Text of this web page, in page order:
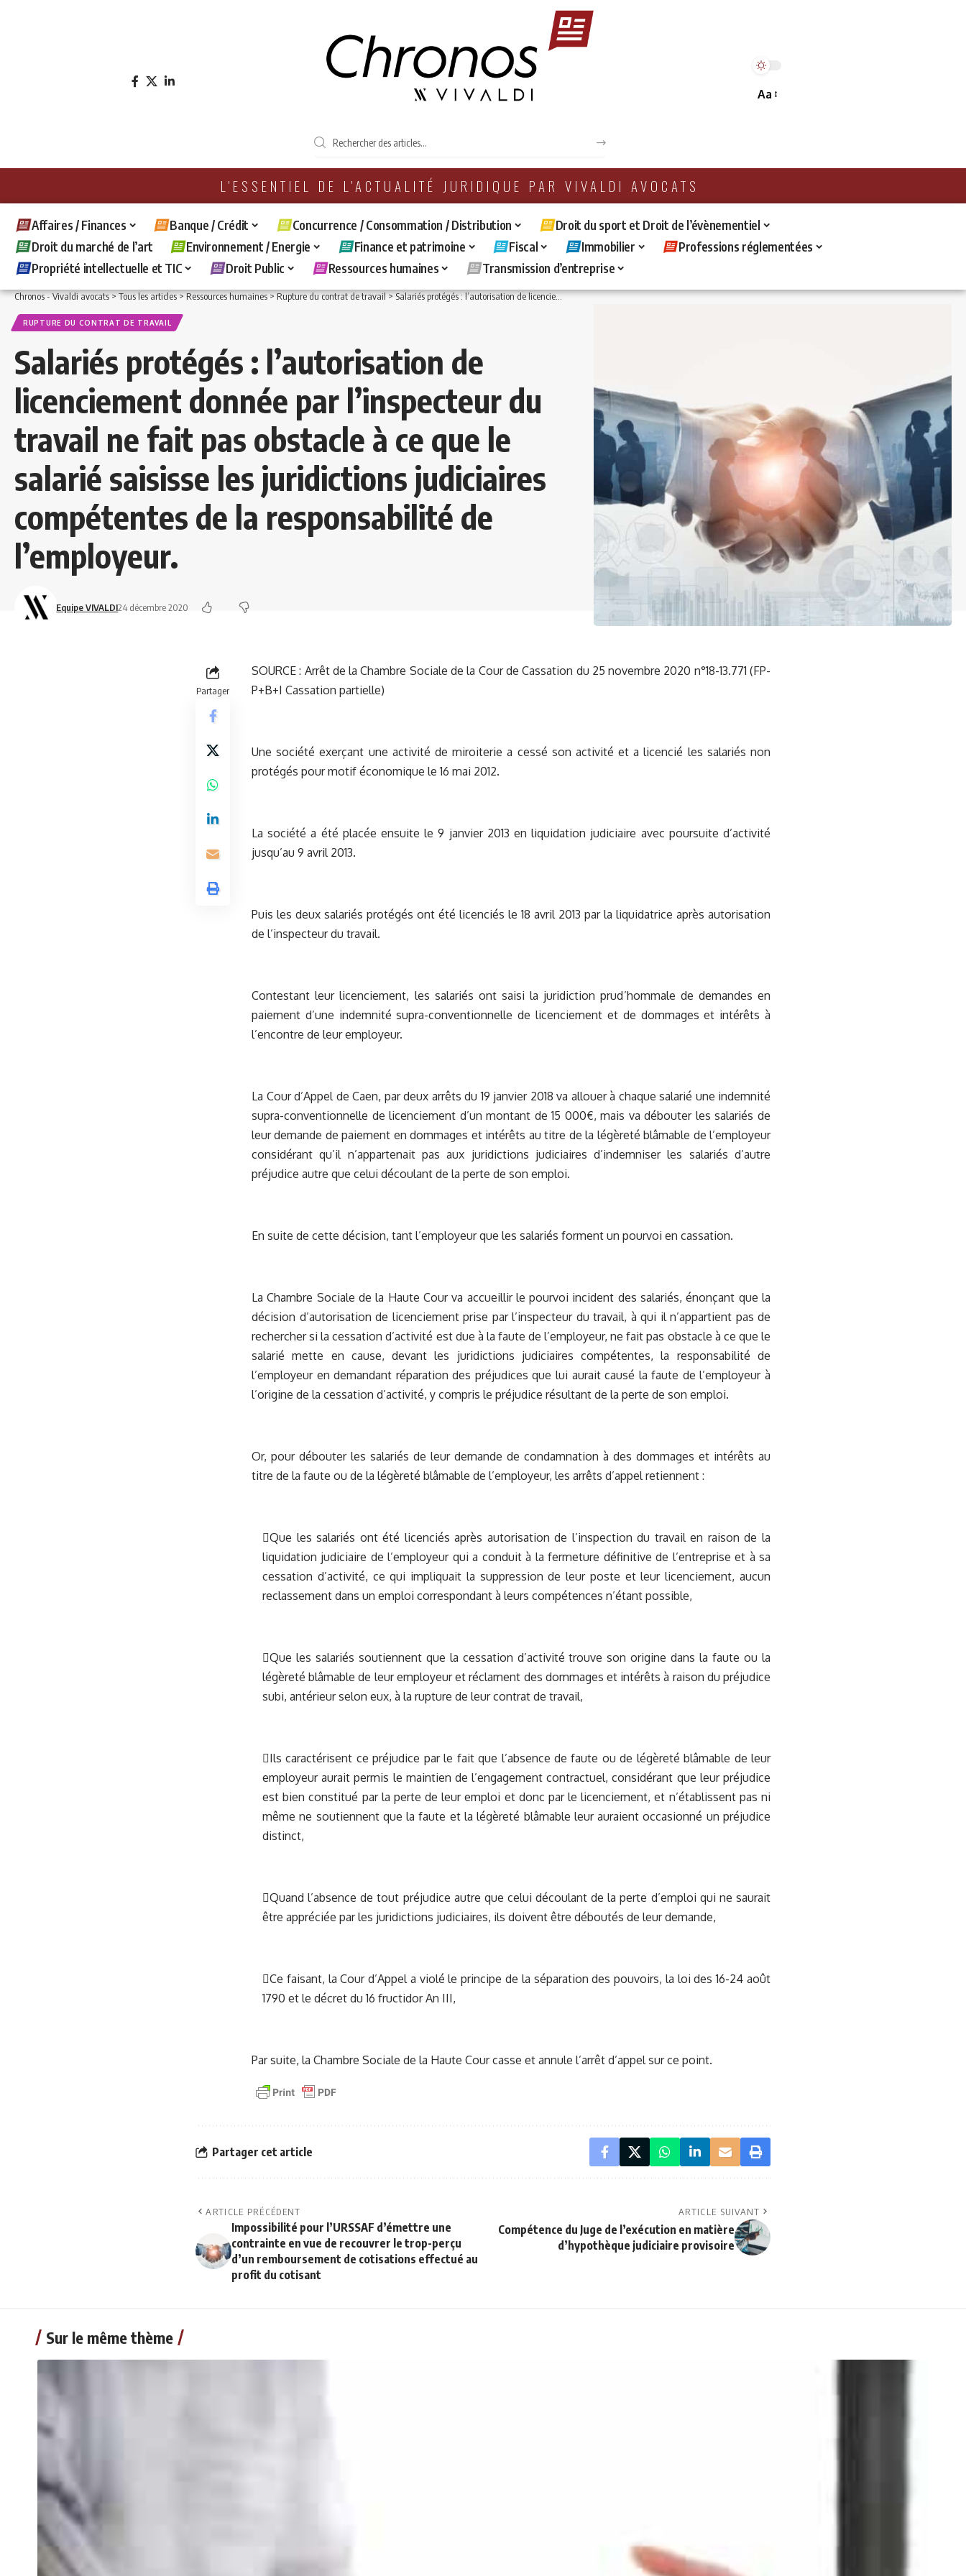
Aa
L'ESSENTIEL DE L'ACTUALITÉ JURIDIQUE PAR VIVALDI AVOCATS
Affaires / Finances Banque / Crédit Concurrence / Consommation / Distribution
Droit du sport et Droit de l’évènementiel
Droit du marché de l’art
Environnement / Energie Finance et patrimoine Fiscal Immobilier
Professions réglementées
Propriété intellectuelle et TIC
Droit Public Ressources humaines Transmission d’entreprise
Chronos - Vivaldi avocats>Tous les articles>Ressources humaines>Rupture du contrat de travail>Salariés protégés : l’autorisation de licenciement donnée par l’inspecteur du travail ne fait pas obstacle à ce que le salarié saisisse les juridictions judiciaires compétentes de la responsabilité de l’employeur.
RUPTURE DU CONTRAT DE TRAVAIL
Salariés protégés : l’autorisation de
licenciement donnée par l’inspecteur du
travail ne fait pas obstacle à ce que le
salarié saisisse les juridictions judiciaires
compétentes de la responsabilité de
l’employeur.
Equipe VIVALDI24 décembre 2020
Partager
SOURCE : Arrêt de la Chambre Sociale de la Cour de Cassation du 25 novembre 2020 n°18-13.771 (FP-
P+B+I Cassation partielle)
Une société exerçant une activité de miroiterie a cessé son activité et a licencié les salariés non
protégés pour motif économique le 16 mai 2012.
La société a été placée ensuite le 9 janvier 2013 en liquidation judiciaire avec poursuite d’activité
jusqu’au 9 avril 2013.
Puis les deux salariés protégés ont été licenciés le 18 avril 2013 par la liquidatrice après autorisation
de l’inspecteur du travail.
Contestant leur licenciement, les salariés ont saisi la juridiction prud’hommale de demandes en
paiement d’une indemnité supra-conventionnelle de licenciement et de dommages et intérêts à
l’encontre de leur employeur.
La Cour d’Appel de Caen, par deux arrêts du 19 janvier 2018 va allouer à chaque salarié une indemnité
supra-conventionnelle de licenciement d’un montant de 15 000€, mais va débouter les salariés de
leur demande de paiement en dommages et intérêts au titre de la légèreté blâmable de l’employeur
considérant qu’il n’appartenait pas aux juridictions judiciaires d’indemniser les salariés d’autre
préjudice autre que celui découlant de la perte de son emploi.
En suite de cette décision, tant l’employeur que les salariés forment un pourvoi en cassation.
La Chambre Sociale de la Haute Cour va accueillir le pourvoi incident des salariés, énonçant que la
décision d’autorisation de licenciement prise par l’inspecteur du travail, à qui il n’appartient pas de
rechercher si la cessation d’activité est due à la faute de l’employeur, ne fait pas obstacle à ce que le
salarié mette en cause, devant les juridictions judiciaires compétentes, la responsabilité de
l’employeur en demandant réparation des préjudices que lui aurait causé la faute de l’employeur à
l’origine de la cessation d’activité, y compris le préjudice résultant de la perte de son emploi.
Or, pour débouter les salariés de leur demande de condamnation à des dommages et intérêts au
titre de la faute ou de la légèreté blâmable de l’employeur, les arrêts d’appel retiennent :
Que les salariés ont été licenciés après autorisation de l’inspection du travail en raison de la
liquidation judiciaire de l’employeur qui a conduit à la fermeture définitive de l’entreprise et à sa
cessation d’activité, ce qui impliquait la suppression de leur poste et leur licenciement, aucun
reclassement dans un emploi correspondant à leurs compétences n’étant possible,
Que les salariés soutiennent que la cessation d’activité trouve son origine dans la faute ou la
légèreté blâmable de leur employeur et réclament des dommages et intérêts à raison du préjudice
subi, antérieur selon eux, à la rupture de leur contrat de travail,
Ils caractérisent ce préjudice par le fait que l’absence de faute ou de légèreté blâmable de leur
employeur aurait permis le maintien de l’engagement contractuel, considérant que leur préjudice
est bien constitué par la perte de leur emploi et donc par le licenciement, et n’établissent pas ni
même ne soutiennent que la faute et la légèreté blâmable leur auraient occasionné un préjudice
distinct,
Quand l’absence de tout préjudice autre que celui découlant de la perte d’emploi qui ne saurait
être appréciée par les juridictions judiciaires, ils doivent être déboutés de leur demande,
Ce faisant, la Cour d’Appel a violé le principe de la séparation des pouvoirs, la loi des 16-24 août
1790 et le décret du 16 fructidor An III,
Par suite, la Chambre Sociale de la Haute Cour casse et annule l’arrêt d’appel sur ce point.
Partager cet article
ARTICLE PRÉCÉDENT
Impossibilité pour l’URSSAF d’émettre une
contrainte en vue de recouvrer le trop-perçu
d’un remboursement de cotisations effectué au
profit du cotisant
ARTICLE SUIVANT
Compétence du Juge de l’exécution en matière
d’hypothèque judiciaire provisoire
Sur le même thème